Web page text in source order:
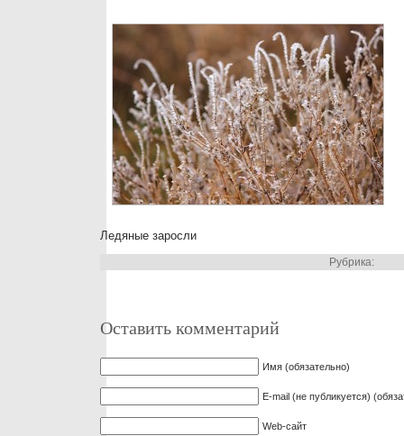
Ледяные заросли
Рубрика:
Оставить комментарий
Имя (обязательно)
E-mail (не публикуется)
Web-сайт